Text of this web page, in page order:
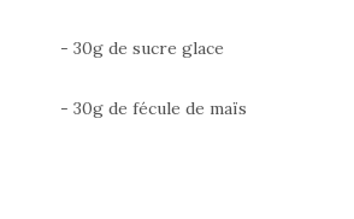
- 30g de sucre glace
- 30g de fécule de maïs